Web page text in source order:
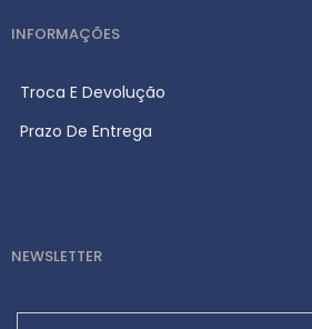
INFORMAÇÕES
Troca E Devolução
Prazo De Entrega
NEWSLETTER